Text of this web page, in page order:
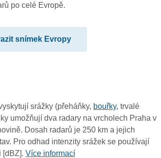
01:00
00:50
00:40
00:30
po celé Evropě.
snímek Evropy
srážky (přeháňky, bouřky, trvalé
umožňují dva radary na vrcholech Praha v
Dosah radarů je 250 km a jejich
Pro odhad intenzity srážek se používají
[dBZ].Více informací